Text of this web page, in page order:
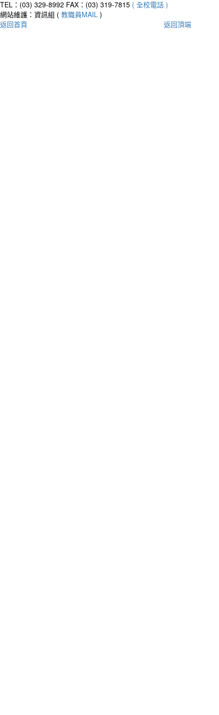
TEL：(03) 329-8992 FAX：(03) 319-7815 ( 全校電話 )
網站維護：資訊組 ( 教職員MAIL )
返回首頁
返回頂端